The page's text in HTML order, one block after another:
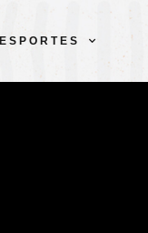
ESPORTES